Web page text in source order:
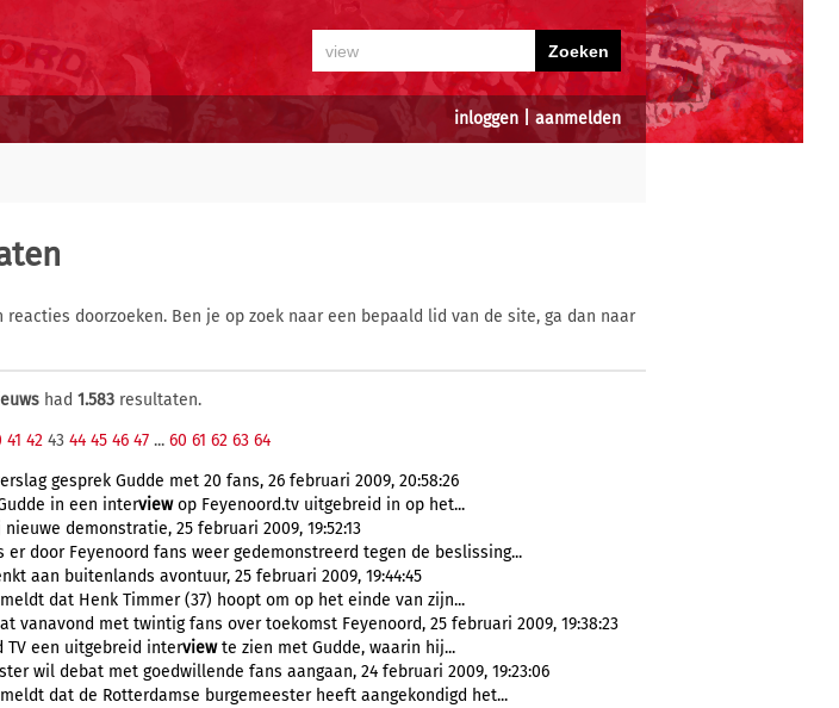
inloggen aanmelden
reacties doorzoeken. Ben je op zoek naar een bepaald lid van de site, ga dan naar
had 1.583 resultaten.
41 42 43 44 45 46 47 ... 60 61 62 63 64
gesprek Gudde met 20 fans, 26 februari 2009, 20:58:26
in een interviewop Feyenoord.tv uitgebreid in op het...
demonstratie, 25 februari 2009, 19:52:13
er door Feyenoord fans weer gedemonstreerd tegen de beslissing...
aan buitenlands avontuur, 25 februari 2009, 19:44:45
dat Henk Timmer (37) hoopt om op het einde van zijn...
vanavond met twintig fans over toekomst Feyenoord, 25 februari 2009, 19:38:23
TV een uitgebreid interviewte zien met Gudde, waarin hij...
wil debat met goedwillende fans aangaan, 24 februari 2009, 19:23:06
dat de Rotterdamse burgemeester heeft aangekondigd het...